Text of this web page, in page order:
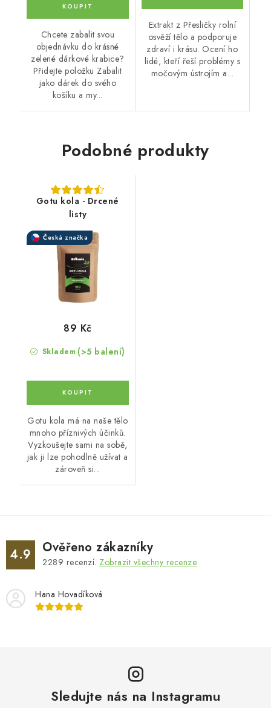
Chcete zabalit svou
objednávku do krásné
zelené dárkové krabice?
Přidejte položku Zabalit
jako dárek do svého
košíku a my...
Extrakt z Přesličky rolní
osvěží tělo a podporuje
zdraví i krásu. Ocení ho
lidé, kteří řeší problémy s
močovým ústrojím a...
Podobné produkty
Gotu kola - Drcené
listy
Česká značka
Skladem (>5 balení)
89 Kč
Gotu kola má na naše tělo
mnoho příznivých účinků.
Vyzkoušejte sami na sobě,
jak ji lze pohodlně užívat a
zároveň si...
4.9 Ověřeno zákazníky
2289 recenzí. Zobrazit všechny recenze
Hana Hovadíková
Sledujte nás na Instagramu